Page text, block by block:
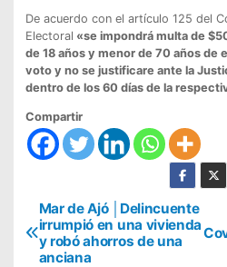
De acuerdo con el artículo 125 del
Electoral «se impondrá multa de
de 18 años y menor de 70 años de
voto y no se justificare ante la
dentro de los 60 días de la
Compartir
N
a
Mar de Ajó │Delincuente
irrumpió en una vivienda
y robó ahorros de una
anciana